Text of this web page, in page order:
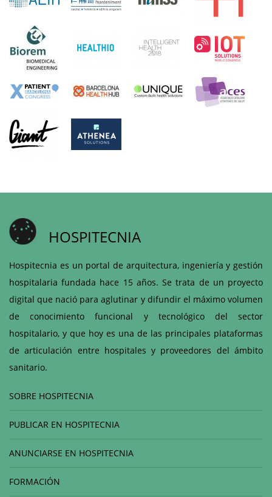
HOSPITECNIA
Hospitecnia es un portal de arquitectura, ingeniería y gestión
hospitalaria fundada hace 15 años. Se trata de un proyecto
digital que nació para aglutinar y difundir el máximo volumen
de conocimiento funcional y tecnológico del sector
hospitalario, y que hoy es una de las principales plataformas
de articulación entre hospitales y proveedores del ámbito
sanitario.
SOBRE HOSPITECNIA
PUBLICAR EN HOSPITECNIA
ANUNCIARSE EN HOSPITECNIA
FORMACIÓN